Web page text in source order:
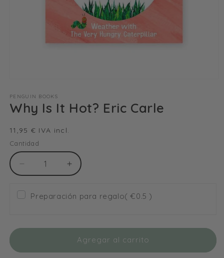
multimedia
1
en
ventana
modal
PENGUIN BOOKS
Why Is It Hot? Eric Carle
Precio
habitual
11,95 € IVA incl.
Cantidad
Reducir
cantidad
para
Why
Hot?
Carle
Aumentar
cantidad
Why
Hot?
Eric
Carle
Preparación para regalo( €0.5 )
Agregar al carrito